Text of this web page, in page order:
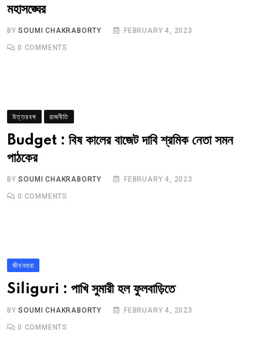
মহাসঙ্ঘের
BYSOUMI CHAKRABORTY FEBRUARY 4, 2023
0 COMMENTS
উত্তরবঙ্গ রাজনীতি
Budget : বিষ কালের বাজেট দাবি শ্রমিক নেতা সমন
পাঠকের
BYSOUMI CHAKRABORTY FEBRUARY 4, 2023
0 COMMENTS
জীবনধারা
Siliguri : পাখি সুমারী হল ফুলবাড়িতে
BYSOUMI CHAKRABORTY FEBRUARY 4, 2023
0 COMMENTS